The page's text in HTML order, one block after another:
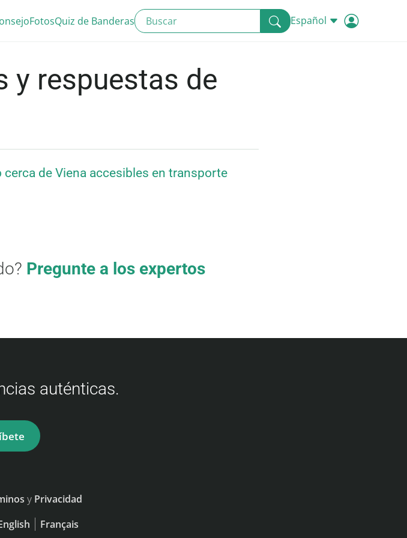
FotosQuiz de Banderas Español
y respuestas de
de Viena accesibles en transporte
Pregunte a los expertos
auténticas.
y Privacidad
Français